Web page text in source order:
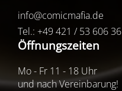
info@comicmafia.de
Tel.: +49 421 / 53 606 36
Öffnungszeiten
Mo - Fr 11 - 18 Uhr
und nach Vereinbarung!